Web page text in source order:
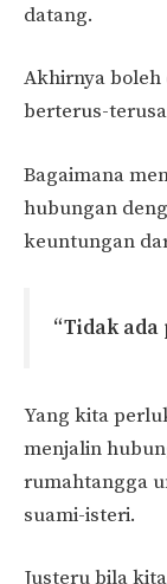
datang.
Akhirnya
berterus-
Bagaimana
hubungan
keuntungan
“Tidak ada
Yang kita
menjalin
rumahtangga
suami-isteri.
Justeru bila